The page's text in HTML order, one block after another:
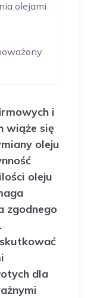
olejami
i
wiąże się
oleju
oleju
zgodnego
dla